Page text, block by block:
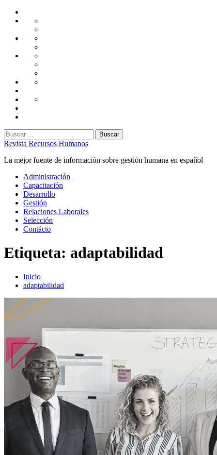
Saltar
Administración
Capacitación
Desarrollo
Gestión
Laborales
Selección
Buscar:
Revista Recursos Humanos
La mejor fuente de información sobre gestión humana en español
Menú
principal
Administración
Capacitación
Desarrollo
Gestión
Relaciones Laborales
Selección
Contácto
Etiqueta: adaptabilidad
Inicio
adaptabilidad